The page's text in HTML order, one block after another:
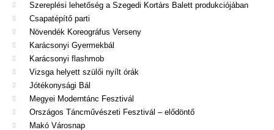
Szereplési lehetőség a Szegedi Kortárs Balett produkciójában
Csapatépítő parti
Növendék Koreográfus Verseny
Karácsonyi Gyermekbál
Karácsonyi flashmob
Vizsga helyett szülői nyílt órák
Jótékonysági Bál
Megyei Moderntánc Fesztivál
Országos Táncművészeti Fesztivál – elődöntő
Makó Városnap